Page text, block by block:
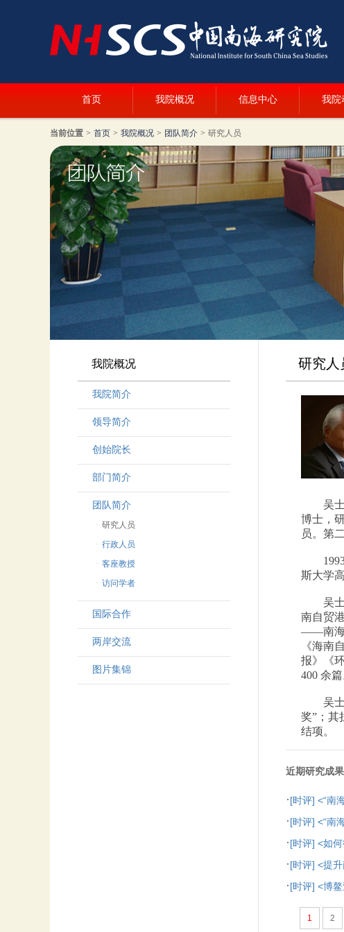
首页 我院概况 信息中心 我院
当前位置 > 首页 > 我院概况 > 团队简介 > 研究人员
我院概况
我院简介
领导简介
· 韩晶磊副院长
· 周勇副院长
林勇新副院长
创始院长
部门简介
团队简介
· 研究人员
· 行政人员
· 客座教授
· 访问学者
国际合作
两岸交流
图片集锦
研究人
吴
博士，
员。第
斯大学
吴
南自贸
——南海
《海南
报》《
400 余篇
吴
奖”；其
结项。
近期研究成
·[时评] <“南
·[时评] <“南
·[时评] <如
·[时评] <提
·[时评] <博
1 2